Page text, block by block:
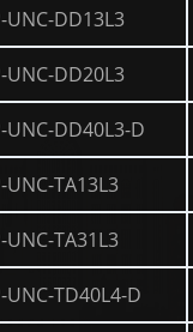
UNC-DD13L3
UNC-DD20L3
UNC-DD40L3-D
UNC-TA13L3
UNC-TA31L3
UNC-TD40L4-D